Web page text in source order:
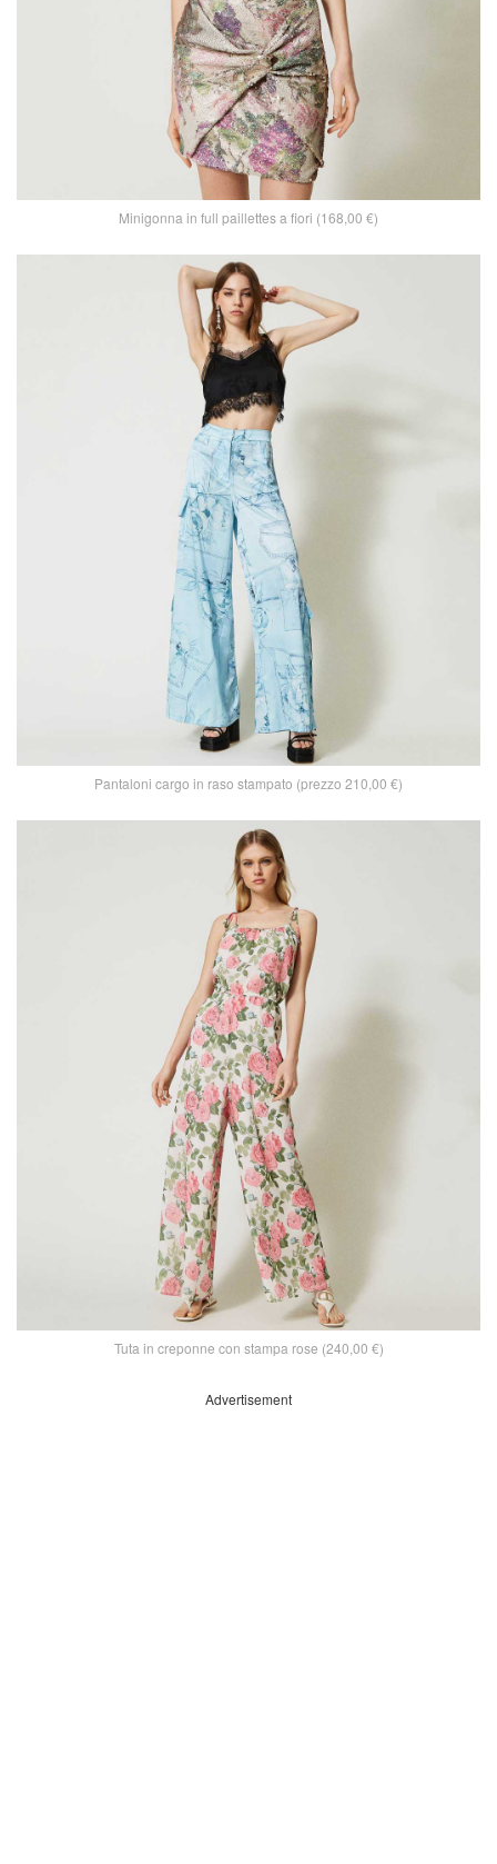
Minigonna in full paillettes a fiori (168,00 €)
Pantaloni cargo in raso stampato (prezzo 210,00 €)
Tuta in creponne con stampa rose (240,00 €)
Advertisement